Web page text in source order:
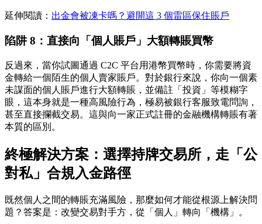
延伸閱讀： 出金會被凍卡嗎？避開這 3 個雷區保住賬戶
陷阱 8：直接向「個人賬戶」大額轉賬買幣
反過來，當你試圖通過 C2C 平台用港幣買幣時，你需要將資
金轉給一個陌生的個人賣家賬戶。對於銀行來說，你向一個素
未謀面的個人賬戶進行大額轉賬，並備註「投資」等模糊字
眼，這本身就是一種高風險行為，極易被銀行客服致電問詢，
甚至直接攔截交易。這與向一家正式註冊的金融機構轉賬有著
本質的區別。
終極解決方案：選擇持牌交易所，走「公
對私」合規入金路徑
既然個人之間的轉賬充滿風險，那麼如何才能從根源上解決問
題？答案是： 改變交易對手方，從「個人」轉向「機構」。